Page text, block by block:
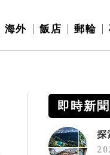
海外 飯店 郵輪
即時新聞